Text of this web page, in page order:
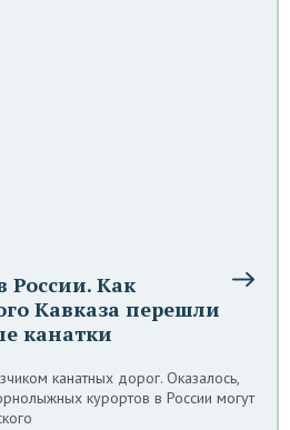
России. Как
Кавказа перешли
канатки
канатных дорог. Оказалось,
курортов в России могут